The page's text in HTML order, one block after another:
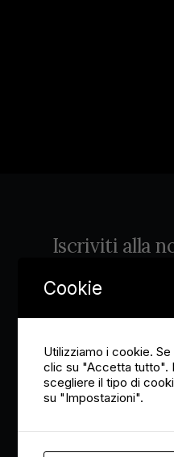
12,00
Iscriviti alla
Cookie
Utilizziamo i cookie.
clic su "Accetta tutto".
scegliere il tipo di
su "Impostazioni".